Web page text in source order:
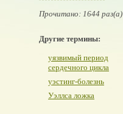
Прочитано: 1644 раз(а)
Другие термины:
уязвимый период
сердечного цикла
уэстинг-болезнь
Уэллса ложка